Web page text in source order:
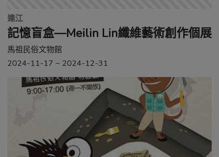
連江
記憶盲盒—Meilin Lin纖維藝術創作個展
馬祖民俗文物館
2024-11-17 ~ 2024-12-31